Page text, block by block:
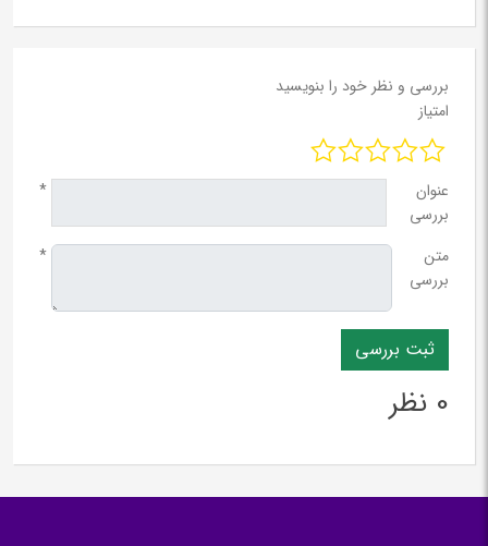
بررسی و نظر خود را بنویسید
امتیاز
عنوان
بررسی
*
متن
بررسی
*
0 نظر